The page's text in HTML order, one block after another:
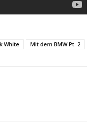
White Mit dem BMW Pt. 2